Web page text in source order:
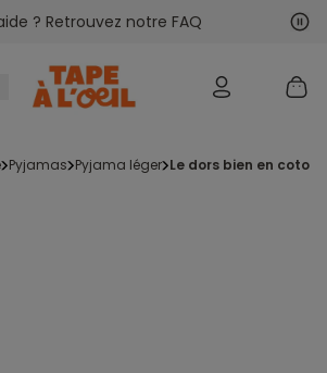
? Retrouvez notre FAQ
pyjamas pyjama léger le dors bien en coton